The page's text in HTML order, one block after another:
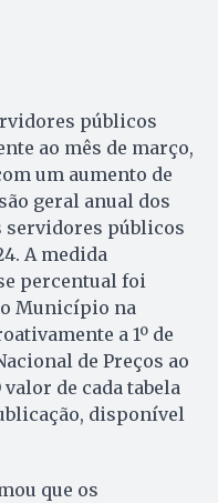
públicos
ao mês de março,
um aumento de
geral anual dos
servidores públicos
A medida
percentual foi
Município na
a 1º de
de Preços ao
de cada tabela
disponível
que os